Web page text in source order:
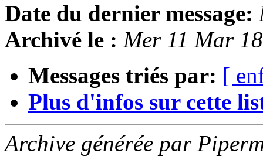
Date du dernier message:
Archivé le : Mer 11 Mar
Messages triés par: [
Plus d'infos sur cette
Archive générée par